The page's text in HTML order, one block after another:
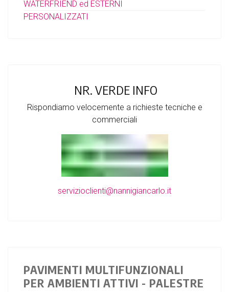
WATERFRIEND ed ESTERNI
PERSONALIZZATI
NR. VERDE INFO
Rispondiamo velocemente a richieste tecniche e
commerciali
servizioclienti@nannigiancarlo.it
PAVIMENTI MULTIFUNZIONALI
PER AMBIENTI ATTIVI - PALESTRE